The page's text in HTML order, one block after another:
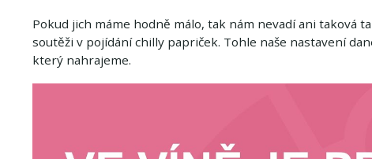
Pokud jich máme hodně málo, tak nám nevadí ani taková
soutěži v pojídání chilly papriček. Tohle naše nastavení
který nahrajeme.